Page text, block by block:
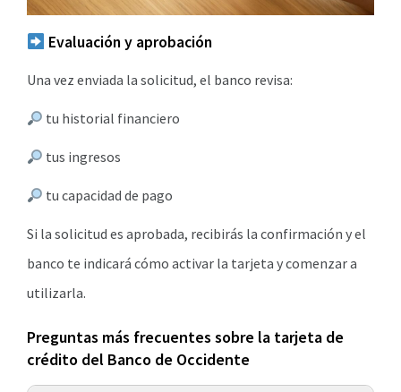
Evaluación y aprobación
Una vez enviada la solicitud, el banco revisa:
tu historial financiero
tus ingresos
tu capacidad de pago
Si la solicitud es aprobada, recibirás la confirmación y el
banco te indicará cómo activar la tarjeta y comenzar a
utilizarla.
Preguntas más frecuentes sobre la tarjeta de
crédito del Banco de Occidente